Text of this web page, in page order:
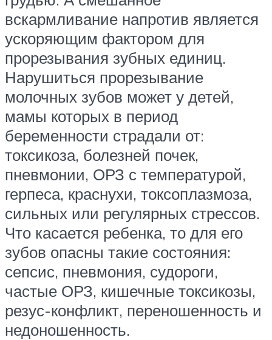
вскармливание напротив является
ускоряющим фактором для
прорезывания зубных единиц.
Нарушиться прорезывание
молочных зубов может у детей,
мамы которых в период
беременности страдали от:
токсикоза, болезней почек,
пневмонии, ОРЗ с температурой,
герпеса, краснухи, токсоплазмоза,
сильных или регулярных стрессов.
Что касается ребенка, то для его
зубов опасны такие состояния:
сепсис, пневмония, судороги,
частые ОРЗ, кишечные токсикозы,
резус-конфликт, переношенность и
недоношенность.